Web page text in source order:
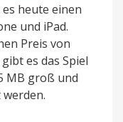
heute einen
und iPad.
Preis von
es das Spiel
MB groß und